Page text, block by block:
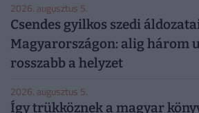
2026. augusztus 5.
Csendes gyilkos szedi
Magyarországon: alig három
rosszabb a helyzet
2026. augusztus 5.
Így trükköznek a magyar